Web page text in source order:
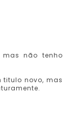
não tenho
titulo novo, mas